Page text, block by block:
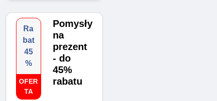
Ra
bat
45
%
OFER
TA
Pomysły
na
prezent
- ​​do
45%
rabatu